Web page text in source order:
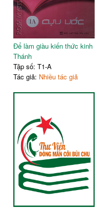
Để làm giàu kiến thức kinh
Thánh
Tập số: T1-A
Tác giả: Nhiều tác giả